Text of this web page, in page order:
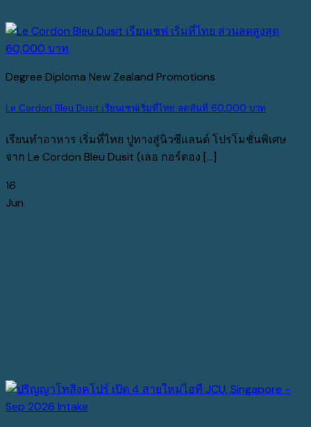
Degree Diploma New Zealand Promotions
Le Cordon Bleu Dusit เรียนเชฟเริ่มที่ไทย ลดทันที 60,000 บาท
เรียนทำอาหาร เริ่มที่ไทย ปูทางสู่นิวซีแลนด์ โปรโมชั่นพิเศษ
จาก Le Cordon Bleu Dusit (เลอ กอร์ดอง [...]
16
Jun